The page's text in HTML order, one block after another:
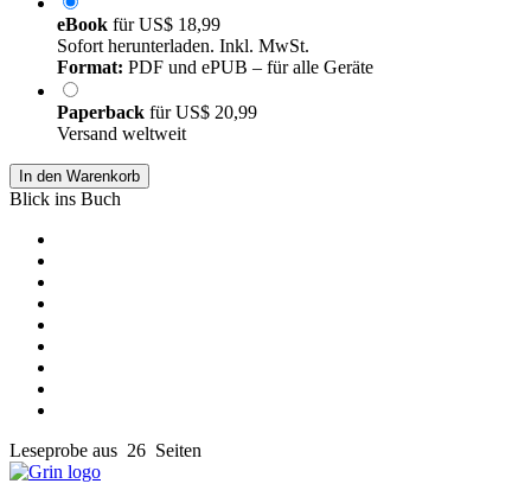
eBook fürUS$ 18,99
Sofort herunterladen. Inkl. MwSt.
Format: PDF und ePUB – für alle Geräte
Paperback fürUS$ 20,99
Versand weltweit
In den Warenkorb
Blick ins Buch
Leseprobe aus 26 Seiten